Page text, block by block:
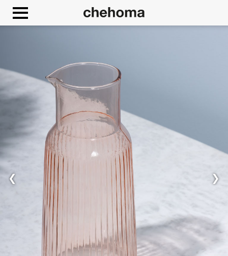
❮ ❯
Google Maps is uitgeschakeld. Toestaan
Cookies beheer paneel